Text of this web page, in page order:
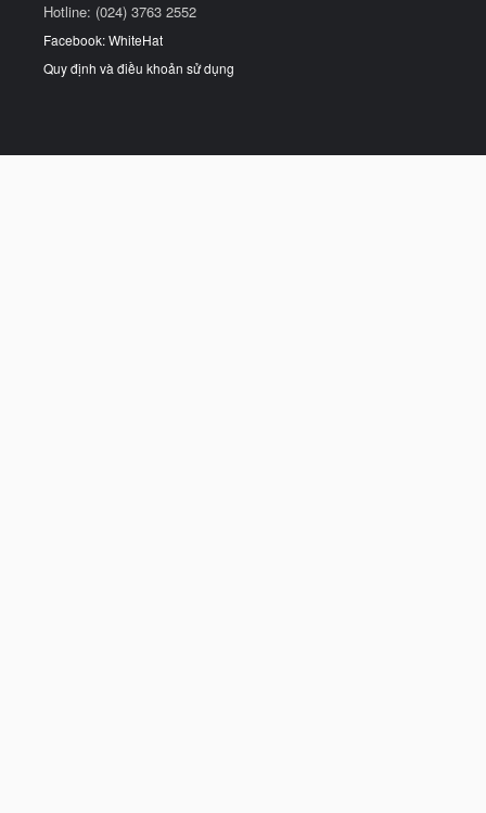
Hotline: (024) 3763 2552
Facebook: WhiteHat
Quy định và điều khoản sử dụng